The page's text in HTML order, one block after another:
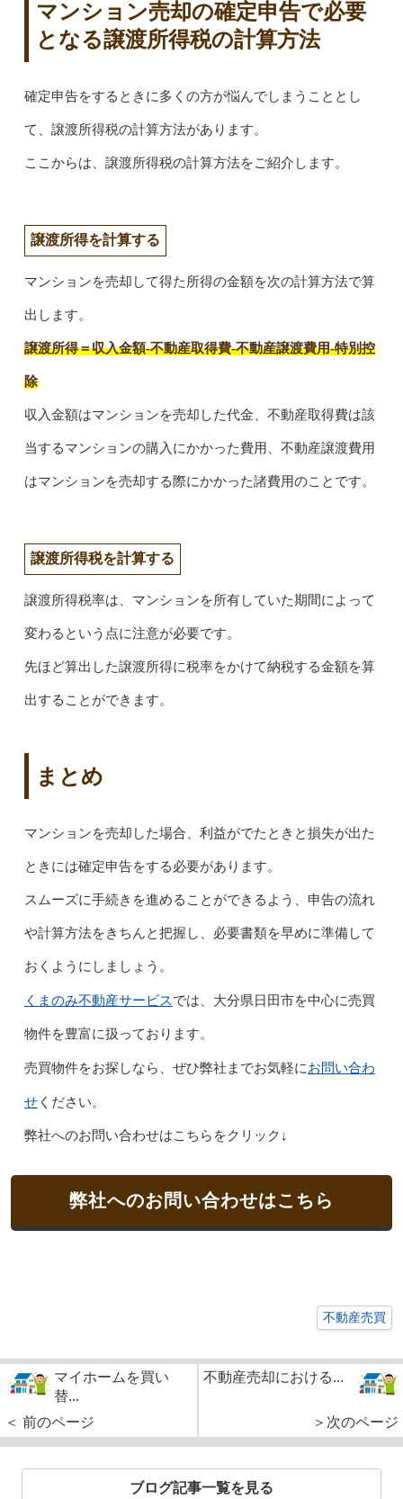
マンション売却の確定申告で必要
となる譲渡所得税の計算方法
確定申告をするときに多くの方が悩んでしまうこととし
て、譲渡所得税の計算方法があります。
ここからは、譲渡所得税の計算方法をご紹介します。
譲渡所得を計算する
マンションを売却して得た所得の金額を次の計算方法で算
出します。
譲渡所得＝収入金額-不動産取得費-不動産譲渡費用-特別控
除
収入金額はマンションを売却した代金、不動産取得費は該
当するマンションの購入にかかった費用、不動産譲渡費用
はマンションを売却する際にかかった諸費用のことです。
譲渡所得税を計算する
譲渡所得税率は、マンションを所有していた期間によって
変わるという点に注意が必要です。
先ほど算出した譲渡所得に税率をかけて納税する金額を算
出することができます。
まとめ
マンションを売却した場合、利益がでたときと損失が出た
ときには確定申告をする必要があります。
スムーズに手続きを進めることができるよう、申告の流れ
や計算方法をきちんと把握し、必要書類を早めに準備して
おくようにしましょう。
くまのみ不動産サービスでは、大分県日田市を中心に売買
物件を豊富に扱っております。
売買物件をお探しなら、ぜひ弊社までお気軽にお問い合わ
せください。
弊社へのお問い合わせはこちらをクリック↓
弊社へのお問い合わせはこちら
不動産売買
マイホームを買い
替...
＜ 前のページ
不動産売却における...
＞次のページ
ブログ記事一覧を見る